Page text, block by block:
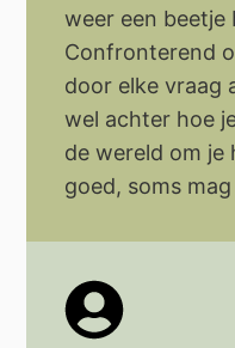
weer een beetje
Confronterend
door elke vraag
wel achter hoe
de wereld om je
goed, soms